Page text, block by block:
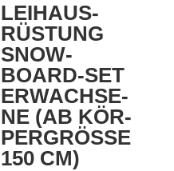
LEIH­AUS­
RÜS­TUNG
SNOW­
BOARD-SET
ERWACH­SE­
NE (AB KÖR­
PER­GRÖ­SSE 1
50 CM)